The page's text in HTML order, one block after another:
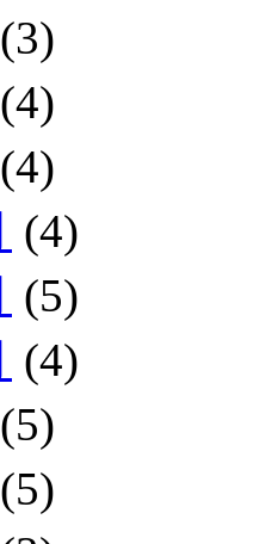
(3)
(4)
(4)
(4)
(5)
(4)
(5)
(5)